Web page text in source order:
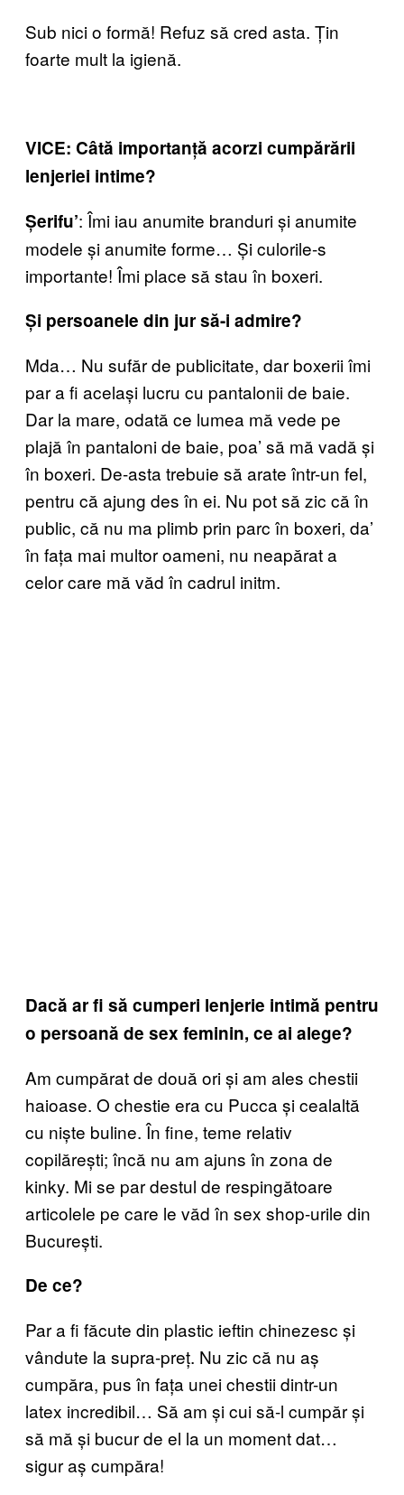
Sub nici o formă! Refuz să cred asta. Țin
foarte mult la igienă.
VICE: Câtă importanță acorzi cumpărării
lenjeriei intime?
Șerifu’: Îmi iau anumite branduri și anumite
modele și anumite forme… Și culorile-s
importante! Îmi place să stau în boxeri.
Și persoanele din jur să-i admire?
Mda… Nu sufăr de publicitate, dar boxerii îmi
par a fi același lucru cu pantalonii de baie.
Dar la mare, odată ce lumea mă vede pe
plajă în pantaloni de baie, poa’ să mă vadă și
în boxeri. De-asta trebuie să arate într-un fel,
pentru că ajung des în ei. Nu pot să zic că în
public, că nu ma plimb prin parc în boxeri, da’
în fața mai multor oameni, nu neapărat a
celor care mă văd în cadrul initm.
Dacă ar fi să cumperi lenjerie intimă pentru
o persoană de sex feminin, ce ai alege?
Am cumpărat de două ori și am ales chestii
haioase. O chestie era cu Pucca și cealaltă
cu niște buline. În fine, teme relativ
copilărești; încă nu am ajuns în zona de
kinky. Mi se par destul de respingătoare
articolele pe care le văd în sex shop-urile din
București.
De ce?
Par a fi făcute din plastic ieftin chinezesc și
vândute la supra-preț. Nu zic că nu aș
cumpăra, pus în fața unei chestii dintr-un
latex incredibil… Să am și cui să-l cumpăr și
să mă și bucur de el la un moment dat…
sigur aș cumpăra!